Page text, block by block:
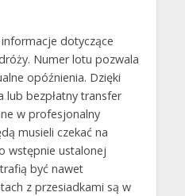
dotyczące
Numer lotu pozwala
opóźnienia. Dzięki
lub bezpłatny transfer
w profesjonalny
musieli czekać na
wstępnie ustalonej
być nawet
z przesiadkami są w